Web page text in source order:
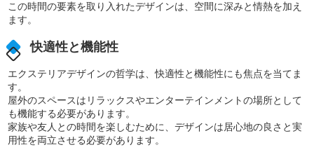
この時間の要素を取り入れたデザインは、空間に深みと情熱を加え
ます。
快適性と機能性
エクステリアデザインの哲学は、快適性と機能性にも焦点を当てま
す。
屋外のスペースはリラックスやエンターテインメントの場所として
も機能する必要があります。
家族や友人との時間を楽しむために、デザインは居心地の良さと実
用性を両立させる必要があります。